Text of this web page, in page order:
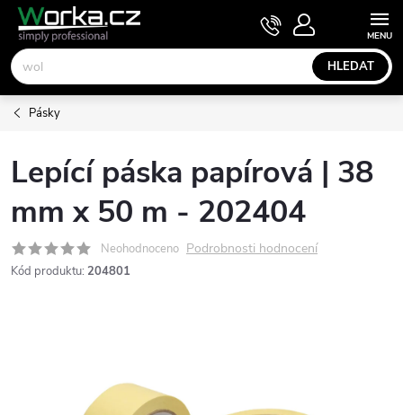
Přejít
obsah
HLEDAT
NÁKUPNÍ
KOŠÍK
Pásky
Lepící páska papírová | 38
mm x 50 m - 202404
Neohodnoceno Podrobnosti hodnocení
Kód produktu: 204801